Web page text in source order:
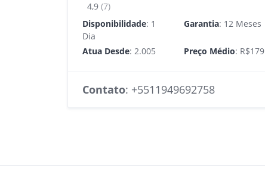
4,9 (7)
Disponibilidade: 1
Dia
Garantia: 12 Meses
Atua Desde: 2.005 Preço Médio: R$179
Contato: +5511949692758